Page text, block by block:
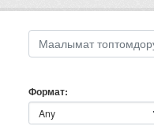
Формат